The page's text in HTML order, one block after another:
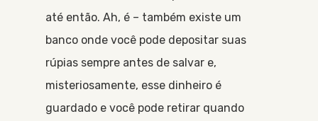
até então. Ah, é – também existe um
banco onde você pode depositar suas
rúpias sempre antes de salvar e,
misteriosamente, esse dinheiro é
guardado e você pode retirar quando